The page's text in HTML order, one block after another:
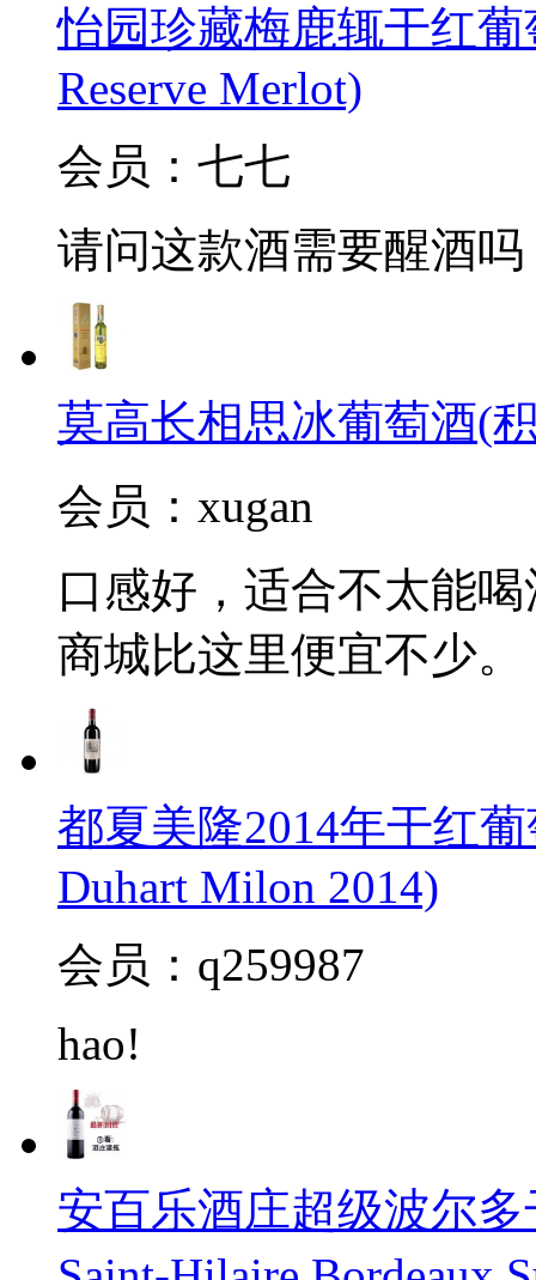
怡园珍藏梅鹿辄干红葡
Reserve Merlot)
会员：七七
请问这款酒需要醒酒
莫高长相思冰葡萄酒(
会员：xugan
口感好，适合不太能
商城比这里便宜不少。
都夏美隆2014年干红
Duhart Milon 2014)
会员：q259987
hao!
安百乐酒庄超级波尔多